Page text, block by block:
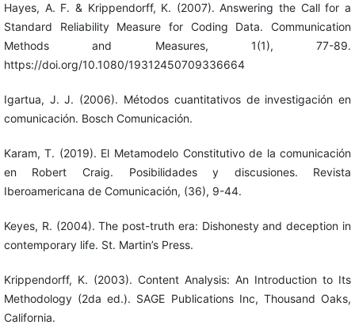
Hayes, A. F. & Krippendorff, K. (2007). Answering the Call for a
Standard Reliability Measure for Coding Data. Communication
Methods and Measures, 1(1), 77-89.
https://doi.org/10.1080/19312450709336664
Igartua, J. J. (2006). Métodos cuantitativos de investigación en
comunicación. Bosch Comunicación.
Karam, T. (2019). El Metamodelo Constitutivo de la comunicación
en Robert Craig. Posibilidades y discusiones. Revista
Iberoamericana de Comunicación, (36), 9-44.
Keyes, R. (2004). The post-truth era: Dishonesty and deception in
contemporary life. St. Martin’s Press.
Krippendorff, K. (2003). Content Analysis: An Introduction to Its
Methodology (2da ed.). SAGE Publications Inc, Thousand Oaks,
California.